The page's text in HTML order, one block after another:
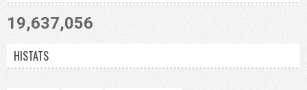
19,637,056
HISTATS